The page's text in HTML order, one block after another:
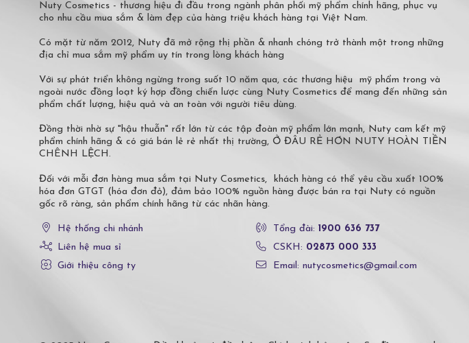
Nuty Cosmetics - thương hiệu đi đầu trong ngành phân phối mỹ phẩm chính hãng, phục vụ
cho nhu cầu mua sắm & làm đẹp của hàng triệu khách hàng tại Việt Nam.
Có mặt từ năm 2012, Nuty đã mở rộng thị phần & nhanh chóng trở thành một trong những
địa chỉ mua sắm mỹ phẩm uy tín trong lòng khách hàng
Với sự phát triển không ngừng trong suốt 10 năm qua, các thương hiệu mỹ phẩm trong và
ngoài nước đồng loạt ký hợp đồng chiến lược cùng Nuty Cosmetics để mang đến những sản
phẩm chất lượng, hiệu quả và an toàn với người tiêu dùng.
Đồng thời nhờ sự "hậu thuẫn" rất lớn từ các tập đoàn mỹ phẩm lớn mạnh, Nuty cam kết mỹ
phẩm chính hãng & có giá bán lẻ rẻ nhất thị trường, Ở ĐÂU RẺ HƠN NUTY HOÀN TIỀN
CHÊNH LỆCH.
Đối với mỗi đơn hàng mua sắm tại Nuty Cosmetics, khách hàng có thể yêu cầu xuất 100%
hóa đơn GTGT (hóa đơn đỏ), đảm bảo 100% nguồn hàng được bán ra tại Nuty có nguồn
gốc rõ ràng, sản phẩm chính hãng từ các nhãn hàng.
Hệ thống chi nhánh
Liên hệ mua sỉ
Giới thiệu công ty
Tổng đài: 1900 636 737
CSKH: 02873 000 333
Email: nutycosmetics@gmail.com